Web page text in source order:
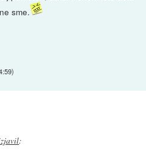
sme.
)
: